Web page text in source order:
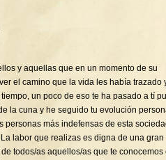
y aquellas que en un momento de su
el camino que la vida les había trazado
un poco de eso te ha pasado a tí
la cuna y he seguido tu evolución
personas más indefensas de esta
labor que realizas es digna de una gran
todos/as aquellos/as que te conocemos